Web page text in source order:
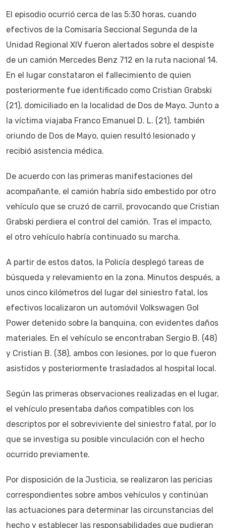
El episodio ocurrió cerca de las 5:30 horas, cuando
efectivos de la Comisaría Seccional Segunda de la
Unidad Regional XIV fueron alertados sobre el despiste
de un camión Mercedes Benz 712 en la ruta nacional 14.
En el lugar constataron el fallecimiento de quien
posteriormente fue identificado como Cristian Grabski
(21), domiciliado en la localidad de Dos de Mayo. Junto a
la víctima viajaba Franco Emanuel D. L. (21), también
oriundo de Dos de Mayo, quien resultó lesionado y
recibió asistencia médica.
De acuerdo con las primeras manifestaciones del
acompañante, el camión habría sido embestido por otro
vehículo que se cruzó de carril, provocando que Cristian
Grabski perdiera el control del camión. Tras el impacto,
el otro vehículo habría continuado su marcha.
A partir de estos datos, la Policía desplegó tareas de
búsqueda y relevamiento en la zona. Minutos después, a
unos cinco kilómetros del lugar del siniestro fatal, los
efectivos localizaron un automóvil Volkswagen Gol
Power detenido sobre la banquina, con evidentes daños
materiales. En el vehículo se encontraban Sergio B. (48)
y Cristian B. (38), ambos con lesiones, por lo que fueron
asistidos y posteriormente trasladados al hospital local.
Según las primeras observaciones realizadas en el lugar,
el vehículo presentaba daños compatibles con los
descriptos por el sobreviviente del siniestro fatal, por lo
que se investiga su posible vinculación con el hecho
ocurrido previamente.
Por disposición de la Justicia, se realizaron las pericias
correspondientes sobre ambos vehículos y continúan
las actuaciones para determinar las circunstancias del
hecho y establecer las responsabilidades que pudieran